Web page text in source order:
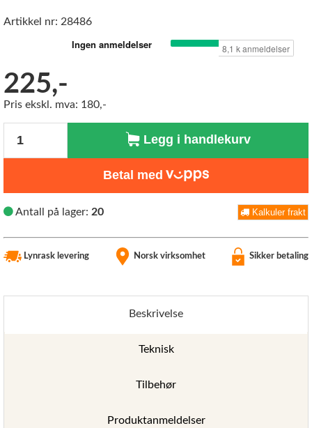
Artikkel nr: 28486
225,-
Pris ekskl. mva: 180,-
Antall
Legg i handlekurv
Betal med
Antall på lager: 20 Kalkuler frakt
Lynrask levering Norsk virksomhet Sikker betaling
Beskrivelse
Teknisk
Tilbehør
Produktanmeldelser